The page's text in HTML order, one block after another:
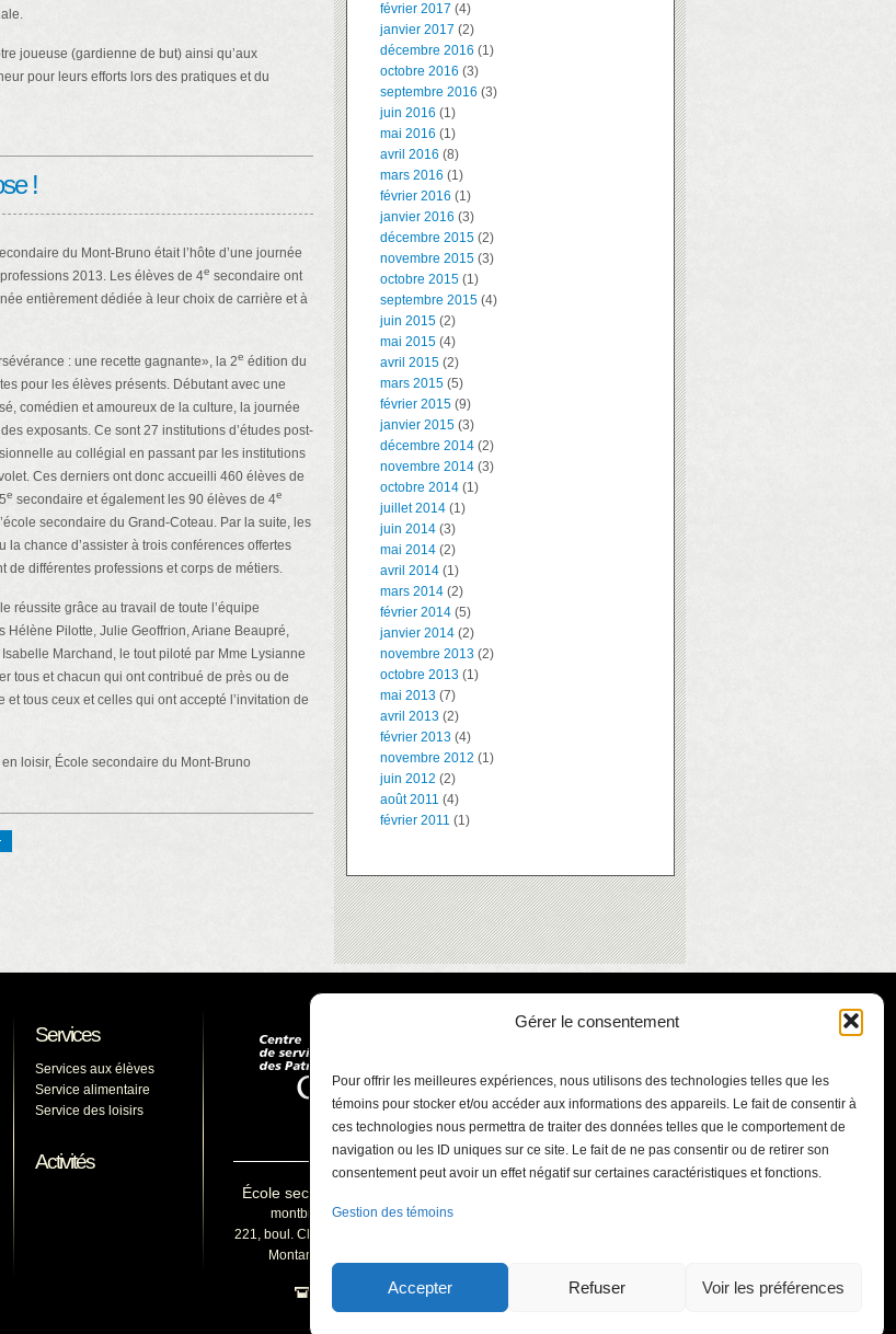
Gérer le consentement
Pour offrir les meilleures expériences, nous utilisons des technologies telles que les
témoins pour stocker et/ou accéder aux informations des appareils. Le fait de consentir à
ces technologies nous permettra de traiter des données telles que le comportement de
navigation ou les ID uniques sur ce site. Le fait de ne pas consentir ou de retirer son
consentement peut avoir un effet négatif sur certaines caractéristiques et fonctions.
Gestion des témoins
Accepter Refuser Voir les préférences
joueuse (gardienne de but) ainsi qu’aux
pour leurs efforts lors des pratiques et du
!
du Mont-Bruno était l’hôte d’une journée
2013. Les élèves de 4e secondaire ont
entièrement dédiée à leur choix de carrière et à
: une recette gagnante», la 2e édition du
pour les élèves présents. Débutant avec une
comédien et amoureux de la culture, la journée
exposants. Ce sont 27 institutions d’études post-
au collégial en passant par les institutions
Ces derniers ont donc accueilli 460 élèves de
e secondaire et également les 90 élèves de 4e
secondaire du Grand-Coteau. Par la suite, les
la chance d’assister à trois conférences offertes
de différentes professions et corps de métiers.
réussite grâce au travail de toute l’équipe
Hélène Pilotte, Julie Geoffrion, Ariane Beaupré,
Marchand, le tout piloté par Mme Lysianne
tous et chacun qui ont contribué de près ou de
et tous ceux et celles qui ont accepté l’invitation de
loisir, École secondaire du Mont-Bruno
février 2017 (4)
janvier 2017 (2)
décembre 2016 (1)
octobre 2016 (3)
septembre 2016 (3)
juin 2016 (1)
mai 2016 (1)
avril 2016 (8)
mars 2016 (1)
février 2016 (1)
janvier 2016 (3)
décembre 2015 (2)
novembre 2015 (3)
octobre 2015 (1)
septembre 2015 (4)
juin 2015 (2)
mai 2015 (4)
avril 2015 (2)
mars 2015 (5)
février 2015 (9)
janvier 2015 (3)
décembre 2014 (2)
novembre 2014 (3)
octobre 2014 (1)
juillet 2014 (1)
juin 2014 (3)
mai 2014 (2)
avril 2014 (1)
mars 2014 (2)
février 2014 (5)
janvier 2014 (2)
novembre 2013 (2)
octobre 2013 (1)
mai 2013 (7)
avril 2013 (2)
février 2013 (4)
novembre 2012 (1)
juin 2012 (2)
août 2011 (4)
février 2011 (1)
Services
Services aux élèves
Service alimentaire
Service des loisirs
Activités
École secondaire du Mont-Bruno
montbruno@cssp.gouv.qc.ca
221, boul. Clairevue Est, Saint-Bruno-de-
Montarville (Québec) J3V 5J3
450 653-1541